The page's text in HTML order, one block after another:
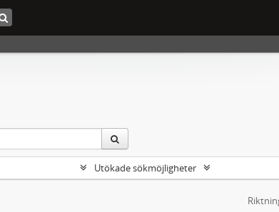
Utökade sökmöjligheter